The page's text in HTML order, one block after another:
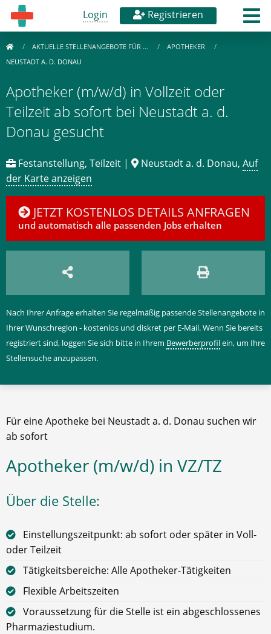
Login Registrieren
AKTUELLE STELLENANGEBOTE FÜR …
APOTHEKER
NEUSTADT A. D. DONAU
Apotheker (m/w/d) in Vollzeit oder
Teilzeit ab sofort bei Neustadt a. d.
Donau gesucht
Festanstellung, Teilzeit | Neustadt a. d. Donau, Auf
der Karte anzeigen
JETZT KOSTENLOS DETAILS ANFRAGEN
und automatisch alle passenden Jobs erhalten
Nach Ihrer Anfrage erhalten Sie regelmäßig passende Stellenangebote in
Ihrer Wunschregion - kostenlos und diskret per E-Mail. Wenn Sie bereits
registriert sind, loggen Sie sich bitte in Ihrem Bewerberprofilein, um Ihre
Stellensuche anzupassen.
Für eine Apotheke bei Neustadt a. d. Donau suchen wir
ab sofort
Apotheker (m/w/d) in VZ/TZ
Über die Stelle:
Einstellungszeitpunkt: ab sofort oder später in Voll-
oder Teilzeit
Tätigkeitsbereiche: Alle Apotheker-Tätigkeiten
Flexible Arbeitszeiten
Voraussetzung für die Stelle ist ein abgeschlossenes
Pharmaziestudium.